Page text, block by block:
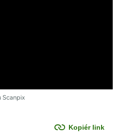
Scanpix
Kopiér link